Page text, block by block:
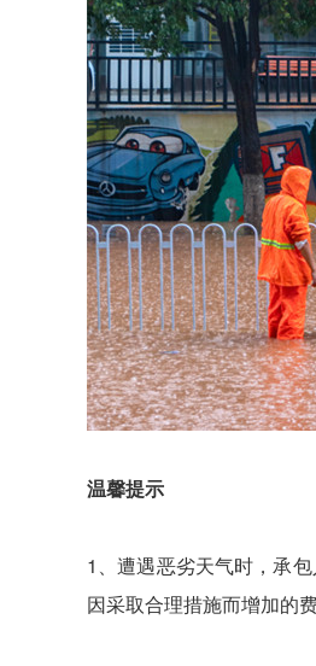
温馨提示
1、遭遇恶劣天气时，承
因采取合理措施而增加的